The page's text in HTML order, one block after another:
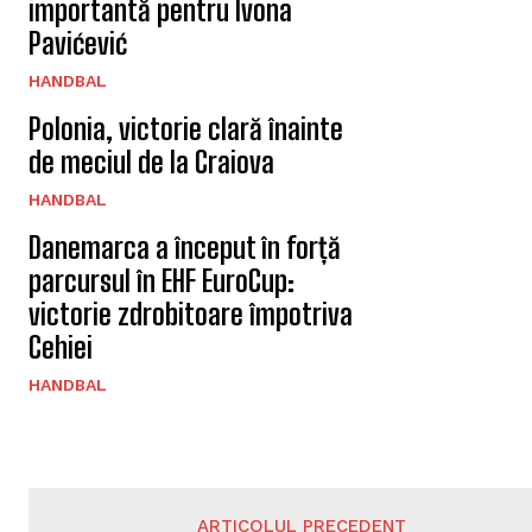
importantă pentru Ivona
Pavićević
HANDBAL
Polonia, victorie clară înainte
de meciul de la Craiova
HANDBAL
Danemarca a început în forță
parcursul în EHF EuroCup:
victorie zdrobitoare împotriva
Cehiei
HANDBAL
ARTICOLUL PRECEDENT